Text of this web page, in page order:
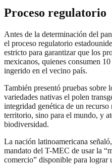
Proceso regulatorio
Antes de la determinación del
el proceso regulatorio
estricto para garantizar que los
mexicanos, quienes consumen
ingerido en el vecino país.
También presentó pruebas sobre
variedades nativas el polen
integridad genética de un
territorio, sino para el mundo, y
biodiversidad.
La nación latinoamericana
mandato del T-MEC de usar la
comercio” disponible para lograr